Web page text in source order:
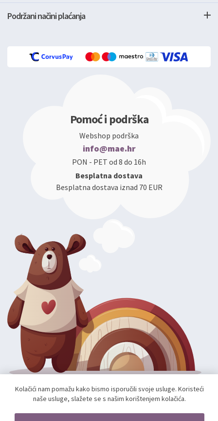
Podržani načini plaćanja
Pomoć i podrška
Webshop podrška
info@mae.hr
PON - PET od 8 do 16h
Besplatna dostava
Besplatna dostava iznad 70 EUR
Autorska prava; 2026 mae.hr. Sva prava pridržana.
Kolačići nam pomažu kako bismo isporučili svoje usluge. Koristeći
naše usluge, slažete se s našim korištenjem kolačića.